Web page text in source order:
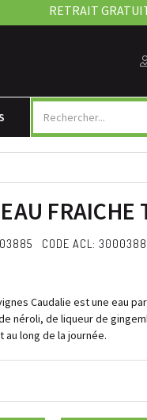
RETRAIT
FRAICHE
CODE ACL: 3000388
Caudalie est une eau
néroli, de liqueur de
long de la journée.